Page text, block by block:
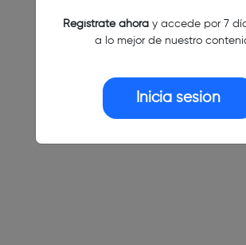
Regístrate ahoray accede por 7
a lo mejor de nuestro
Inicia sesión